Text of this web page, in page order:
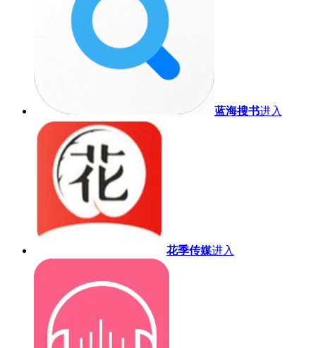
蓝海搜书进入
花季传媒进入